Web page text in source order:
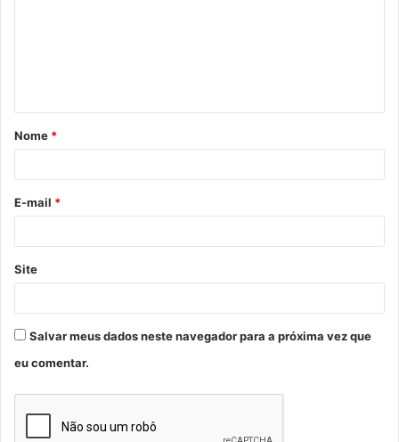
á
r
*
Nome *
E-mail *
Site
Salvar meus dados neste navegador para a próxima vez que
eu comentar.